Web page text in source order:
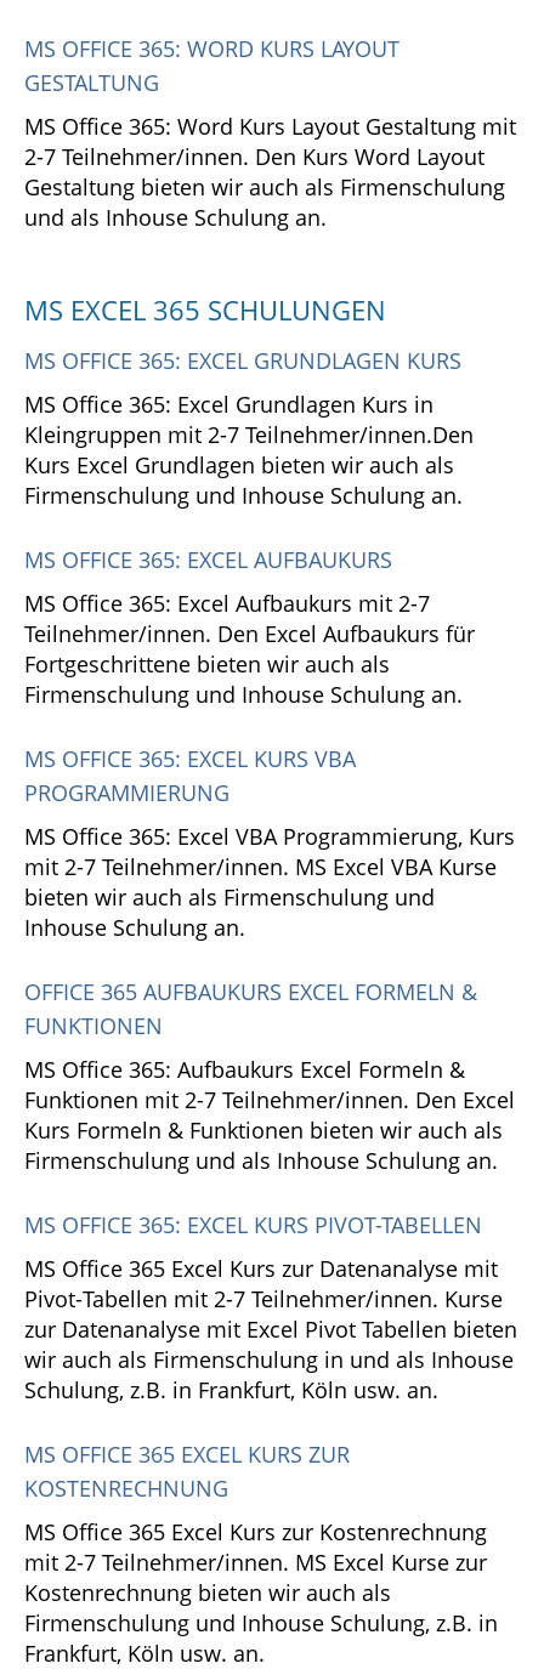
MS OFFICE 365: WORD KURS LAYOUT
GESTALTUNG
MS Office 365: Word Kurs Layout Gestaltung mit
2-7 Teilnehmer/innen. Den Kurs Word Layout
Gestaltung bieten wir auch als Firmenschulung
und als Inhouse Schulung an.
MS EXCEL 365 SCHULUNGEN
MS OFFICE 365: EXCEL GRUNDLAGEN KURS
MS Office 365: Excel Grundlagen Kurs in
Kleingruppen mit 2-7 Teilnehmer/innen.Den
Kurs Excel Grundlagen bieten wir auch als
Firmenschulung und Inhouse Schulung an.
MS OFFICE 365: EXCEL AUFBAUKURS
MS Office 365: Excel Aufbaukurs mit 2-7
Teilnehmer/innen. Den Excel Aufbaukurs für
Fortgeschrittene bieten wir auch als
Firmenschulung und Inhouse Schulung an.
MS OFFICE 365: EXCEL KURS VBA
PROGRAMMIERUNG
MS Office 365: Excel VBA Programmierung, Kurs
mit 2-7 Teilnehmer/innen. MS Excel VBA Kurse
bieten wir auch als Firmenschulung und
Inhouse Schulung an.
OFFICE 365 AUFBAUKURS EXCEL FORMELN &
FUNKTIONEN
MS Office 365: Aufbaukurs Excel Formeln &
Funktionen mit 2-7 Teilnehmer/innen. Den Excel
Kurs Formeln & Funktionen bieten wir auch als
Firmenschulung und als Inhouse Schulung an.
MS OFFICE 365: EXCEL KURS PIVOT-TABELLEN
MS Office 365 Excel Kurs zur Datenanalyse mit
Pivot-Tabellen mit 2-7 Teilnehmer/innen. Kurse
zur Datenanalyse mit Excel Pivot Tabellen bieten
wir auch als Firmenschulung in und als Inhouse
Schulung, z.B. in Frankfurt, Köln usw. an.
MS OFFICE 365 EXCEL KURS ZUR
KOSTENRECHNUNG
MS Office 365 Excel Kurs zur Kostenrechnung
mit 2-7 Teilnehmer/innen. MS Excel Kurse zur
Kostenrechnung bieten wir auch als
Firmenschulung und Inhouse Schulung, z.B. in
Frankfurt, Köln usw. an.